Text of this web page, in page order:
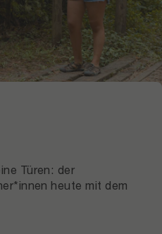
Türen: der
heute mit dem